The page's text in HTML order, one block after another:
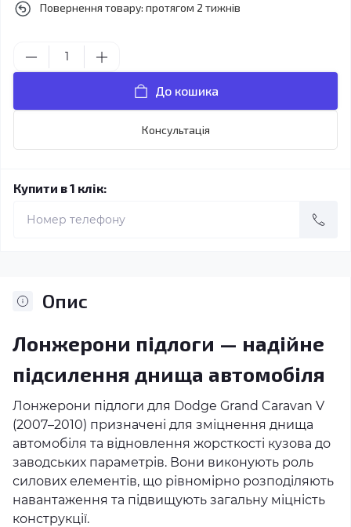
Повернення товару: протягом 2 тижнів
До кошика
Консультація
Купити в 1 клік:
Опис
Лонжерони підлоги — надійне
підсилення днища автомобіля
Лонжерони підлоги для Dodge Grand Caravan V
(2007–2010) призначені для зміцнення днища
автомобіля та відновлення жорсткості кузова до
заводських параметрів. Вони виконують роль
силових елементів, що рівномірно розподіляють
навантаження та підвищують загальну міцність
конструкції.